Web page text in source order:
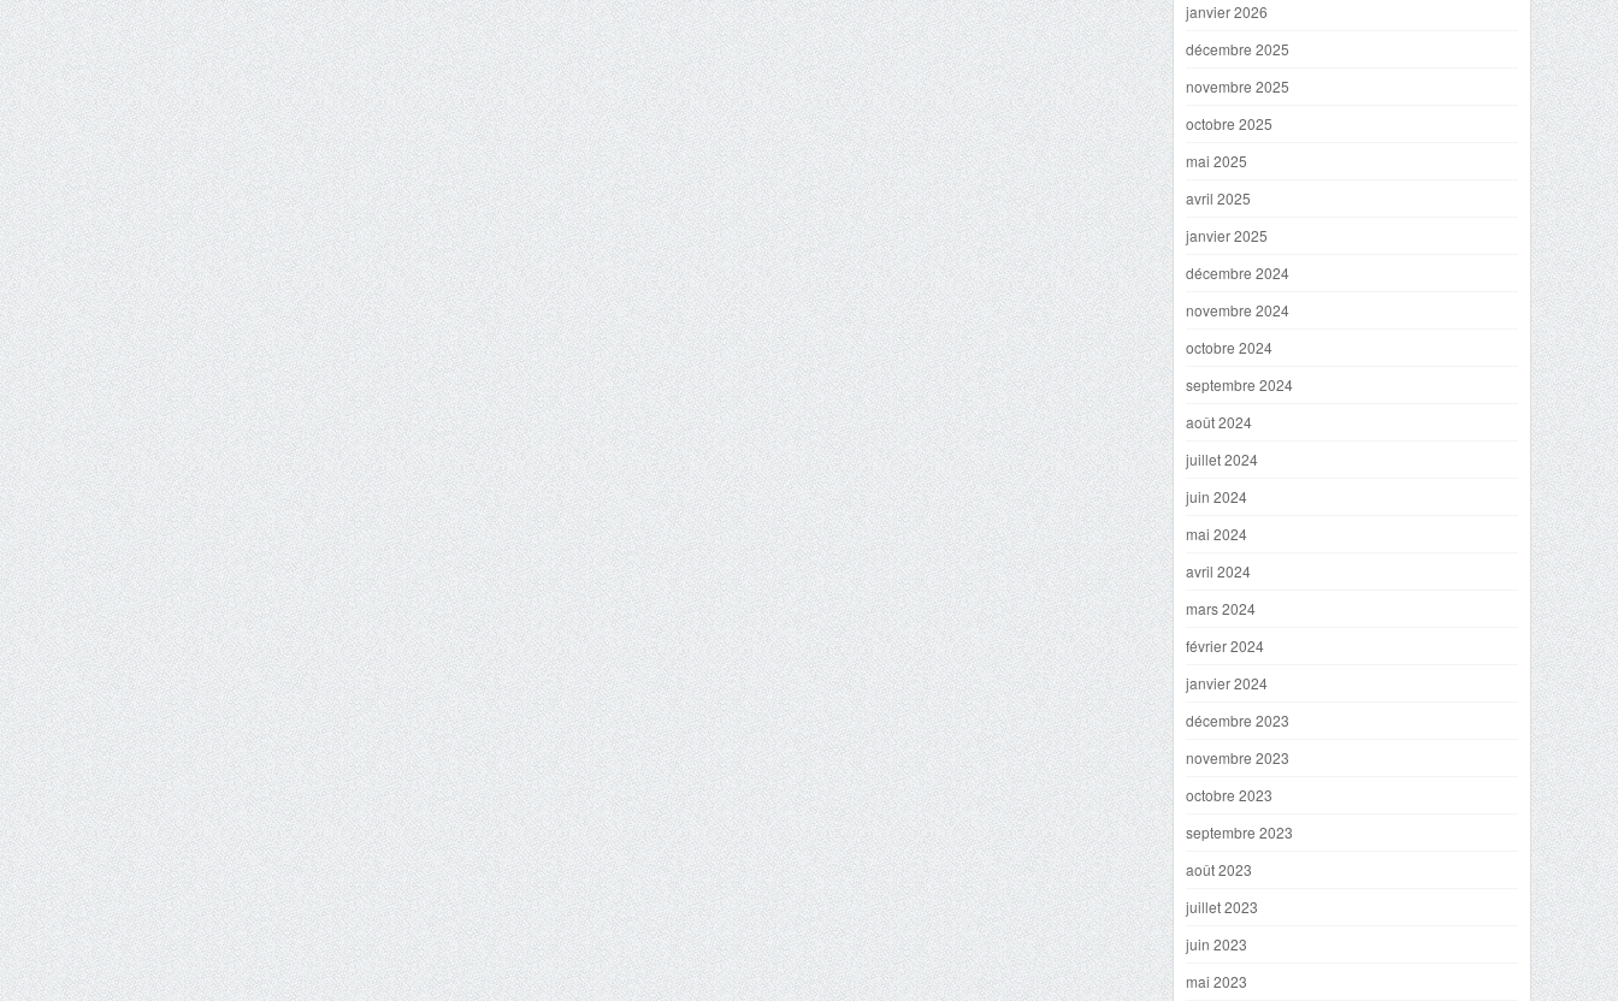
janvier 2026
décembre 2025
novembre 2025
octobre 2025
mai 2025
avril 2025
janvier 2025
décembre 2024
novembre 2024
octobre 2024
septembre 2024
août 2024
juillet 2024
juin 2024
mai 2024
avril 2024
mars 2024
février 2024
janvier 2024
décembre 2023
novembre 2023
octobre 2023
septembre 2023
août 2023
juillet 2023
juin 2023
mai 2023